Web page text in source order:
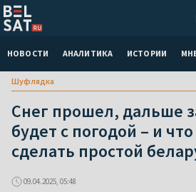
НОВОСТИ АНАЛИТИКА ИСТОРИИ
Шуфлядка
Снег прошел, дальше
будет с погодой – и
сделать простой
09.04.2025, 05:48